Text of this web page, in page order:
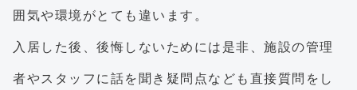
囲気や環境がとても違います。
入居した後、後悔しないためには是非、施設の管理
者やスタッフに話を聞き疑問点なども直接質問をし